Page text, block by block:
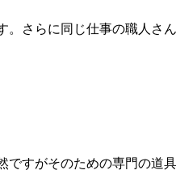
さらに同じ仕事の職人
すがそのための専門の道具